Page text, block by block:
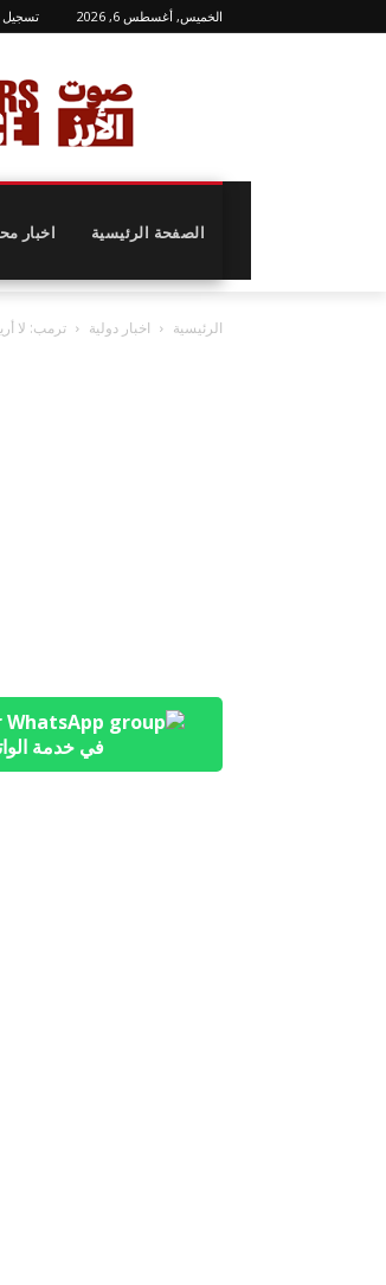
الخميس, أغسطس 6, 2026 تسجيل
الصفحة الرئيسية اخبار
الرئيسية اخبار دولية ترمب: لا
في خدمة